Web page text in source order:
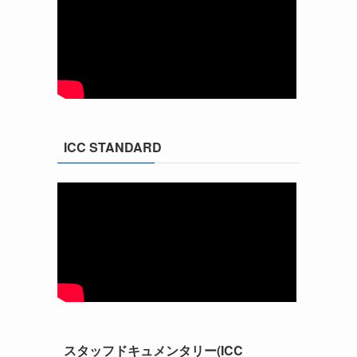
ICC STANDARD
スタッフドキュメンタリー(ICC